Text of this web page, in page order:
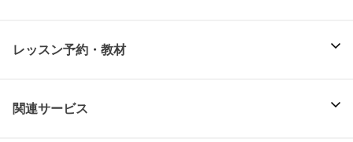
レッスン予約・教材
関連サービス